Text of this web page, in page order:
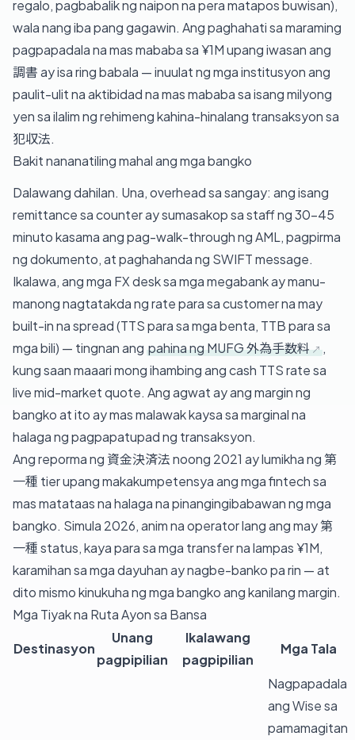
regalo, pagbabalik ng naipon na pera matapos buwisan),
wala nang iba pang gagawin. Ang paghahati sa maraming
pagpapadala na mas mababa sa ¥1M upang iwasan ang
調書 ay isa ring babala — inuulat ng mga institusyon ang
paulit-ulit na aktibidad na mas mababa sa isang milyong
yen sa ilalim ng rehimeng kahina-hinalang transaksyon sa
犯収法.
Bakit nananatiling mahal ang mga bangko
Dalawang dahilan. Una, overhead sa sangay: ang isang
remittance sa counter ay sumasakop sa staff ng 30–45
minuto kasama ang pag-walk-through ng AML, pagpirma
ng dokumento, at paghahanda ng SWIFT message.
Ikalawa, ang mga FX desk sa mga megabank ay manu-
manong nagtatakda ng rate para sa customer na may
built-in na spread (TTS para sa mga benta, TTB para sa
mga bili) — tingnan ang pahina ng MUFG 外為手数料
,
kung saan maaari mong ihambing ang cash TTS rate sa
live mid-market quote. Ang agwat ay ang margin ng
bangko at ito ay mas malawak kaysa sa marginal na
halaga ng pagpapatupad ng transaksyon.
Ang reporma ng 資金決済法 noong 2021 ay lumikha ng 第
一種 tier upang makakumpetensya ang mga fintech sa
mas matataas na halaga na pinangingibabawan ng mga
bangko. Simula 2026, anim na operator lang ang may 第
一種 status, kaya para sa mga transfer na lampas ¥1M,
karamihan sa mga dayuhan ay nagbe-banko pa rin — at
dito mismo kinukuha ng mga bangko ang kanilang margin.
Mga Tiyak na Ruta Ayon sa Bansa
Destinasyon
Unang
pagpipilian
Ikalawang
pagpipilian
Mga Tala
Nagpapadala
ang Wise sa
pamamagitan